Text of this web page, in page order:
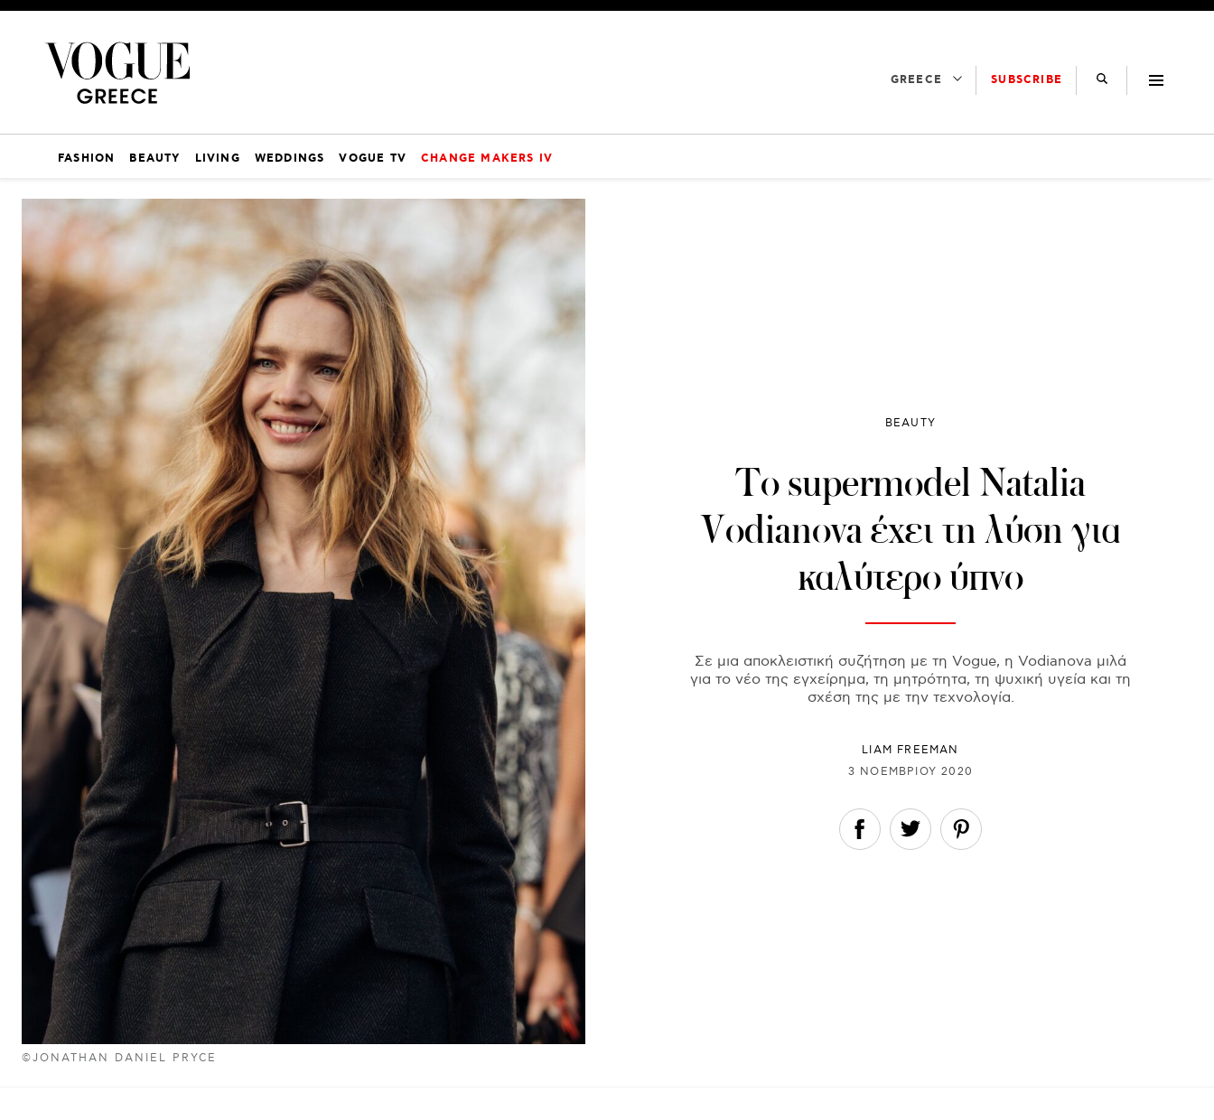
GREECE SUBSCRIBE
FASHION BEAUTY LIVING WEDDINGS VOGUE TV CHANGE MAKERS IV
©JONATHAN DANIEL PRYCE
BEAUTY
Το supermodel Natalia
Vodianova έχει τη λύση για
καλύτερο ύπνο
Σε μια αποκλειστική συζήτηση με τη Vogue, η Vodianova μιλά
για το νέο της εγχείρημα, τη μητρότητα, τη ψυχική υγεία και τη
σχέση της με την τεχνολογία.
LIAM FREEMAN
3 ΝΟΕΜΒΡΊΟΥ 2020